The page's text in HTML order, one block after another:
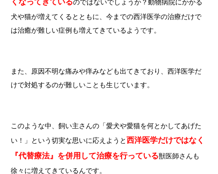
くなってきているのではないでしょうか？動物病院にかかる
犬や猫が増えてくるとともに、今までの西洋医学の治療だけで
は治癒が難しい症例も増えてきているようです。
また、原因不明な痛みや痒みなども出てきており、西洋医学だ
けで対処するのが難しいことも生じています。
このような中、飼い主さんの「愛犬や愛猫を何とかしてあげた
い！」という切実な思いに応えようと 西洋医学だけではなく
『代替療法』を併用して治療を行っている獣医師さんも
徐々に増えてきているんです。